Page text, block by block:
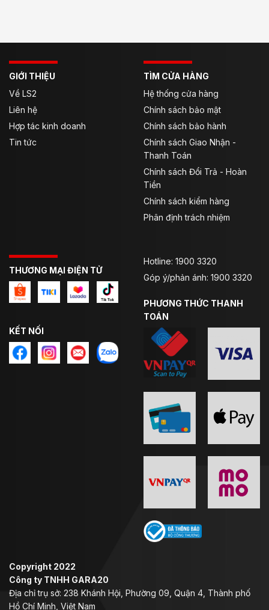
GIỚI THIỆU
Về LS2
Liên hệ
Hợp tác kinh doanh
Tin tức
TÌM CỬA HÀNG
Hệ thống cửa hàng
Chính sách bảo mật
Chính sách bảo hành
Chính sách Giao Nhận -
Thanh Toán
Chính sách Đổi Trả - Hoàn
Tiền
Chính sách kiểm hàng
Phân định trách nhiệm
THƯƠNG MẠI ĐIỆN TỬ
KẾT NỐI
Hotline: 1900 3320
Góp ý/phản ánh: 1900 3320
PHƯƠNG THỨC THANH
TOÁN
Copyright 2022
Công ty TNHH GARA20
Địa chỉ trụ sở: 238 Khánh Hội, Phường 09, Quận 4, Thành phố
Hồ Chí Minh, Việt Nam